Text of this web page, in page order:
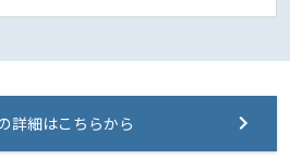
詳細はこちらから